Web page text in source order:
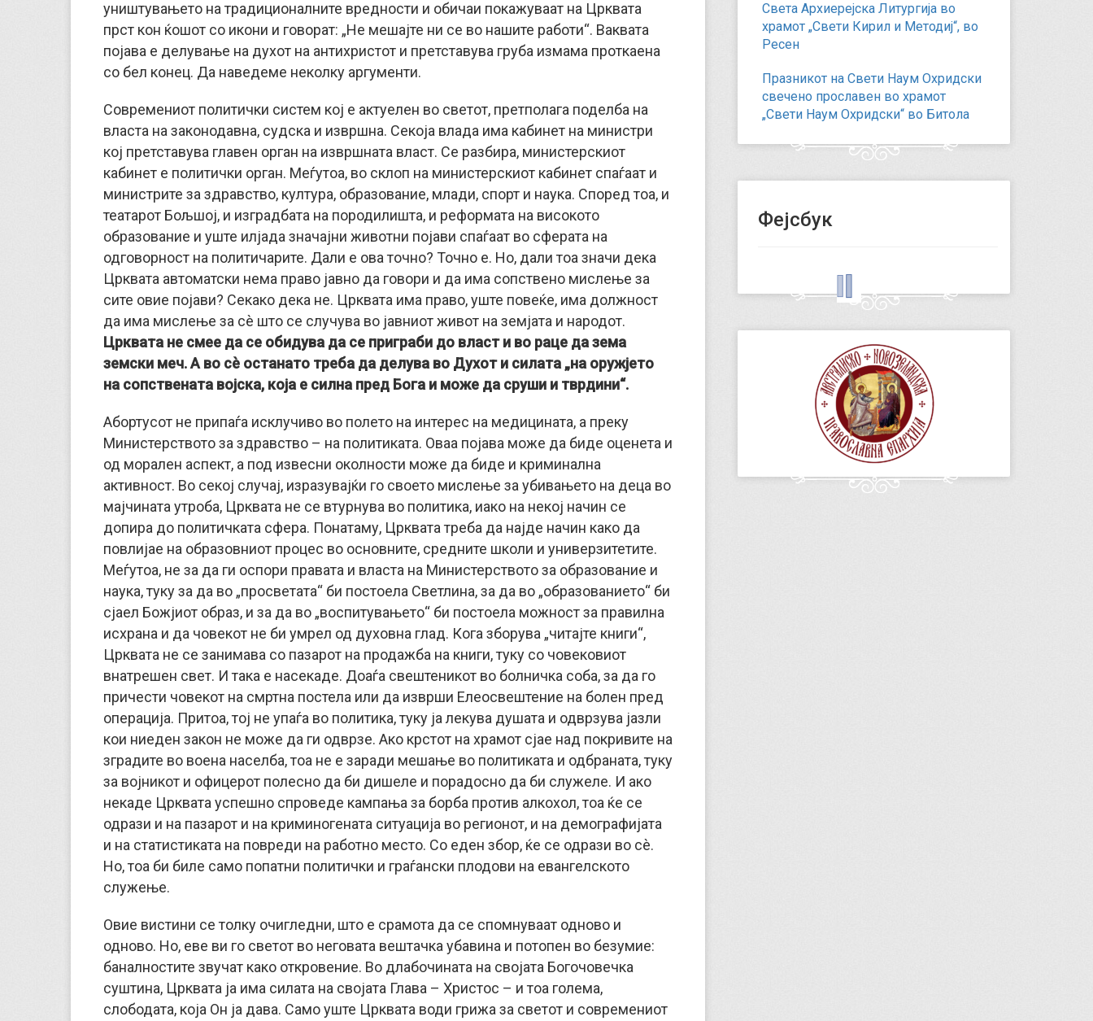
уништувањето на традиционалните вредности и обичаи покажуваат на Црквата
прст кон ќошот со икони и говорат: „Не мешајте ни се во нашите работи“. Ваквата
појава е делување на духот на антихристот и претставува груба измама проткаена
со бел конец. Да наведеме неколку аргументи.
Современиот политички систем кој е актуелен во светот, претполага поделба на
власта на законодавна, судска и извршна. Секоја влада има кабинет на министри
кој претставува главен орган на извршната власт. Се разбира, министерскиот
кабинет е политички орган. Меѓутоа, во склоп на министерскиот кабинет спаѓаат и
министрите за здравство, култура, образование, млади, спорт и наука. Според тоа, и
театарот Бољшој, и изградбата на породилишта, и реформата на високото
образование и уште илјада значајни животни појави спаѓаат во сферата на
одговорност на политичарите. Дали е ова точно? Точно е. Но, дали тоа значи дека
Црквата автоматски нема право јавно да говори и да има сопствено мислење за
сите овие појави? Секако дека не. Црквата има право, уште повеќе, има должност
да има мислење за сè што се случува во јавниот живот на земјата и народот.
Црквата не смее да се обидува да се приграби до власт и во раце да зема
земски меч. А во сè останато треба да делува во Духот и силата „на оружјето
на сопствената војска, која е силна пред Бога и може да сруши и тврдини“.
Абортусот не припаѓа исклучиво во полето на интерес на медицината, а преку
Министерството за здравство – на политиката. Оваа појава може да биде оценета и
од морален аспект, а под извесни околности може да биде и криминална
активност. Во секој случај, изразувајќи го своето мислење за убивањето на деца во
мајчината утроба, Црквата не се втурнува во политика, иако на некој начин се
допира до политичката сфера. Понатаму, Црквата треба да најде начин како да
повлијае на образовниот процес во основните, средните школи и универзитетите.
Меѓутоа, не за да ги оспори правата и власта на Министерството за образование и
наука, туку за да во „просветата“ би постоела Светлина, за да во „образованието“ би
сјаел Божјиот образ, и за да во „воспитувањето“ би постоела можност за правилна
исхрана и да човекот не би умрел од духовна глад. Кога зборува „читајте книги“,
Црквата не се занимава со пазарот на продажба на книги, туку со човековиот
внатрешен свет. И така е насекаде. Доаѓа свештеникот во болничка соба, за да го
причести човекот на смртна постела или да изврши Елеосвештение на болен пред
операција. Притоа, тој не упаѓа во политика, туку ја лекува душата и одврзува јазли
кои ниеден закон не може да ги одврзе. Ако крстот на храмот сјае над покривите на
зградите во воена населба, тоа не е заради мешање во политиката и одбраната, туку
за војникот и офицерот полесно да би дишеле и порадосно да би служеле. И ако
некаде Црквата успешно спроведе кампања за борба против алкохол, тоа ќе се
одрази и на пазарот и на криминогената ситуација во регионот, и на демографијата
и на статистиката на повреди на работно место. Со еден збор, ќе се одрази во сè.
Но, тоа би биле само попатни политички и граѓански плодови на евангелското
служење.
Овие вистини се толку очигледни, што е срамота да се спомнуваат одново и
одново. Но, еве ви го светот во неговата вештачка убавина и потопен во безумие:
баналностите звучат како откровение. Во длабочината на својата Богочовечка
суштина, Црквата ја има силата на својата Глава – Христос – и тоа голема,
слободата, која Он ја дава. Само уште Црквата води грижа за светот и современиот
Света Архиерејска Литургија во
храмот „Свети Кирил и Методиј“, во
Ресен
Празникот на Свети Наум Охридски
свечено прославен во храмот
„Свети Наум Охридски“ во Битола
Фејсбук